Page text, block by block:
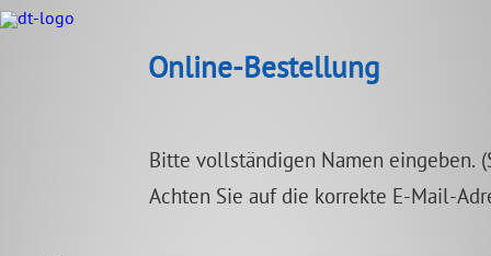
Online-Bestellung
Bitte vollständigen Namen eingeben.
Achten Sie auf die korrekte E-Mail-